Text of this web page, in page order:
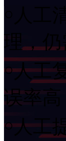
￮人
理，
￮人工
误率高
￮人工